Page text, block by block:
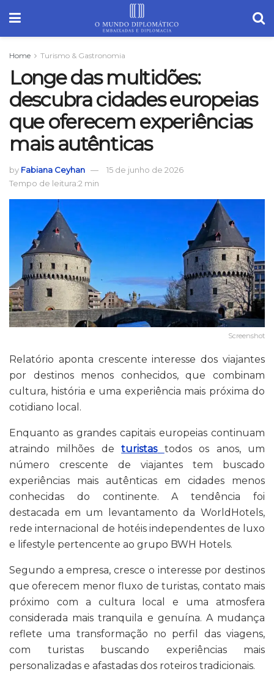
Home Turismo & Gastronomia
Longe das multidões:
descubra cidades europeias
que oferecem experiências
mais autênticas
by Fabiana Ceyhan
15 de junho de 2026
Tempo de leitura:2 min
Screenshot
Relatório aponta crescente interesse dos viajantes
por destinos menos conhecidos, que combinam
cultura, história e uma experiência mais próxima do
cotidiano local.
Enquanto as grandes capitais europeias continuam
atraindo milhões deturistas
todos os anos, um
número crescente de viajantes tem buscado
experiências mais autênticas em cidades menos
conhecidas do continente. A tendência foi
destacada em um levantamento da WorldHotels,
rede internacional de hotéis independentes de luxo
e lifestyle pertencente ao grupo BWH Hotels.
Segundo a empresa, cresce o interesse por destinos
que oferecem menor fluxo de turistas, contato mais
próximo com a cultura local e uma atmosfera
considerada mais tranquila e genuína. A mudança
reflete uma transformação no perfil das viagens,
com turistas buscando experiências mais
personalizadas e afastadas dos roteiros tradicionais.